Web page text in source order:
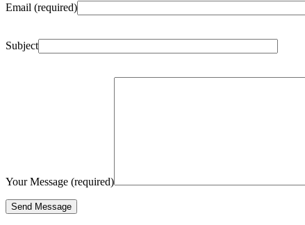
Email (required)
Subject
Your Message (required)